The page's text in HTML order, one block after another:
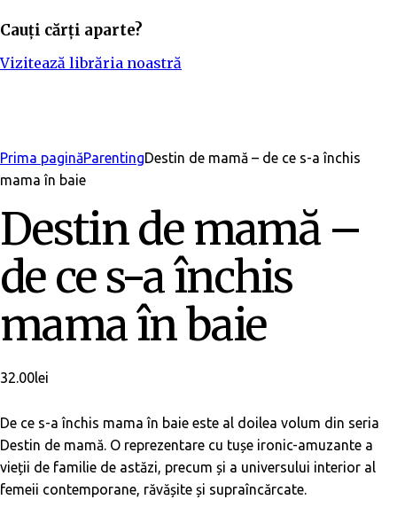
Cauți cărți aparte?
Vizitează librăria noastră
Prima paginăParentingDestin de mamă – de ce s-a închis
mama în baie
Destin de mamă –
de ce s-a închis
mama în baie
32.00lei
De ce s-a închis mama în baie este al doilea volum din seria
Destin de mamă. O reprezentare cu tușe ironic-amuzante a
vieții de familie de astăzi, precum și a universului interior al
femeii contemporane, răvășite și supraîncărcate.